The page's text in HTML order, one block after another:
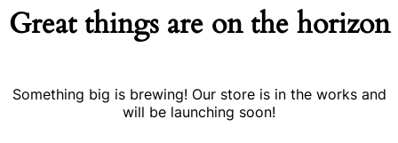
Great things are on the horizon
Something big is brewing! Our store is in the works and
will be launching soon!